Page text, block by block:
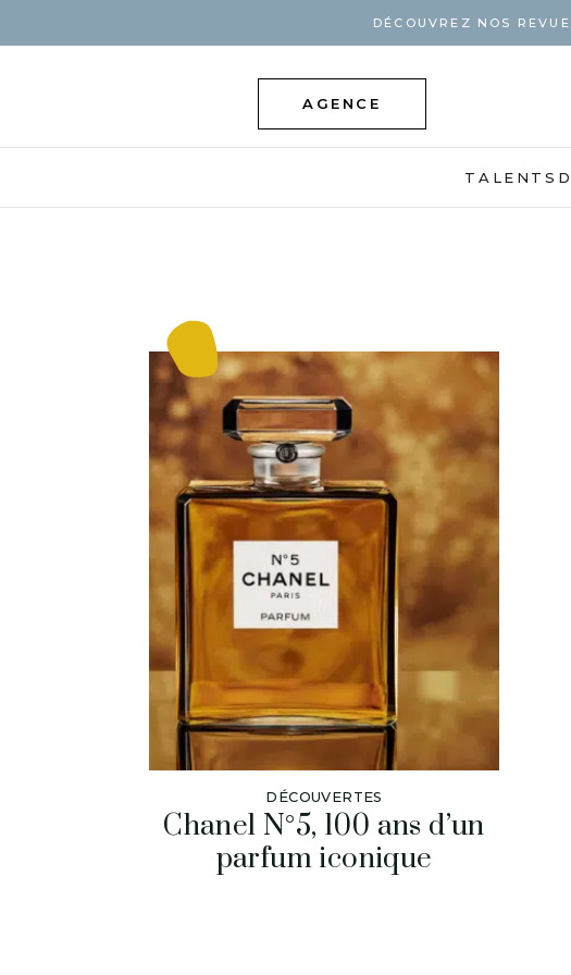
DÉCOUVREZ NOS
AGENCE
TALENTS
DÉCOUVERTES
Chanel N°5, 100 ans d’un
parfum iconique